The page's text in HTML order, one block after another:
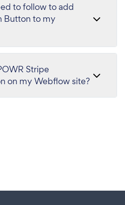
to follow to add
Button to my
Stripe
on my Webflow site?